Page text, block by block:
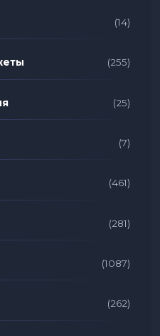
(14)
(255)
(25)
(7)
(461)
(281)
(1087)
(262)